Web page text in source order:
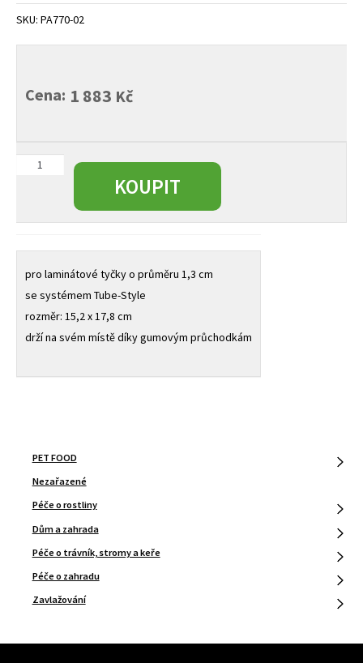
SKU: PA770-02
Cena: 1 883 Kč
Značka
ks
množství
KOUPIT
pro laminátové tyčky o průměru 1,3 cm
se systémem Tube-Style
rozměr: 15,2 x 17,8 cm
drží na svém místě díky gumovým průchodkám
PET FOOD
Nezařazené
Péče o rostliny
Dům a zahrada
Péče o trávník, stromy a keře
Péče o zahradu
Zavlažování